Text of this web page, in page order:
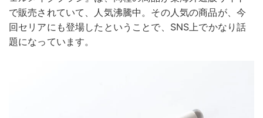
で販売されていて、人気沸騰中。その人気の商品が、今
回セリアにも登場したということで、SNS上でかなり話
題になっています。